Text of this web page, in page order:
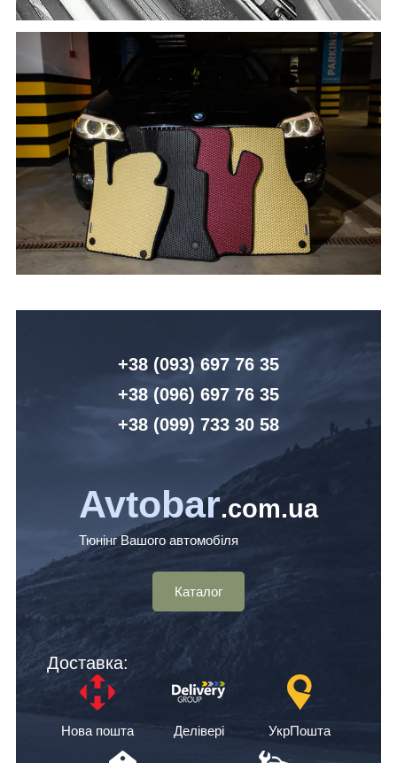
+38 (093) 697 76 35
+38 (096) 697 76 35
+38 (099) 733 30 58
Avtobar.com.ua
Тюнінг Вашого автомобіля
Каталог
Доставка:
Нова пошта Делівері УкрПошта